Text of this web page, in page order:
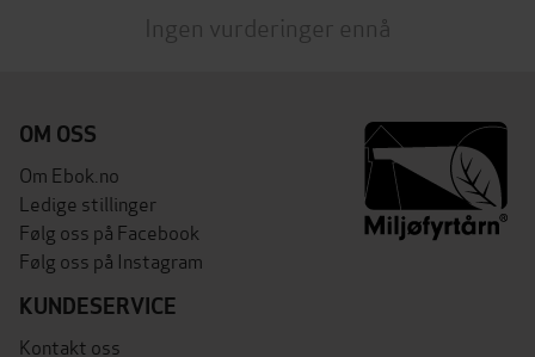
Ingen vurderinger ennå
OM OSS
Om Ebok.no
Ledige stillinger
Følg oss på Facebook
Følg oss på Instagram
KUNDESERVICE
Kontakt oss